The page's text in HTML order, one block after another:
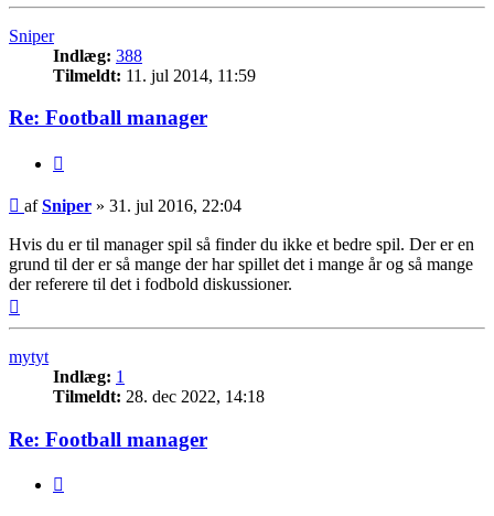
Sniper
Indlæg: 388
Tilmeldt: 11. jul 2014, 11:59
Re: Football manager
Indlæg
afSniper » 31. jul 2016, 22:04
Hvis du er til manager spil så finder du ikke et bedre spil. Der er en
grund til der er så mange der har spillet det i mange år og så mange
der referere til det i fodbold diskussioner.
mytyt
Indlæg: 1
Tilmeldt: 28. dec 2022, 14:18
Re: Football manager